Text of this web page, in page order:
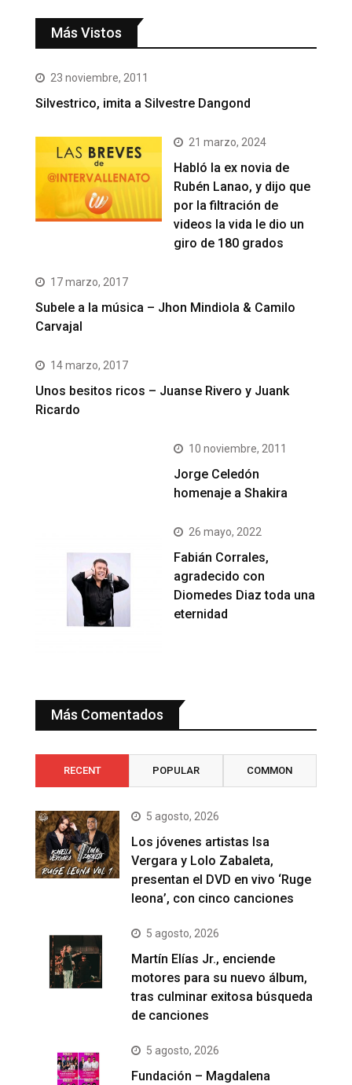
Más Vistos
23 noviembre, 2011
Silvestrico, imita a Silvestre Dangond
21 marzo, 2024
Habló la ex novia de
Rubén Lanao, y dijo que
por la filtración de
videos la vida le dio un
giro de 180 grados
17 marzo, 2017
Subele a la música – Jhon Mindiola & Camilo
Carvajal
14 marzo, 2017
Unos besitos ricos – Juanse Rivero y Juank
Ricardo
10 noviembre, 2011
Jorge Celedón
homenaje a Shakira
26 mayo, 2022
Fabián Corrales,
agradecido con
Diomedes Diaz toda una
eternidad
Más Comentados
RECENT POPULAR COMMON
5 agosto, 2026
Los jóvenes artistas Isa
Vergara y Lolo Zabaleta,
presentan el DVD en vivo ‘Ruge
leona’, con cinco canciones
5 agosto, 2026
Martín Elías Jr., enciende
motores para su nuevo álbum,
tras culminar exitosa búsqueda
de canciones
5 agosto, 2026
Fundación – Magdalena